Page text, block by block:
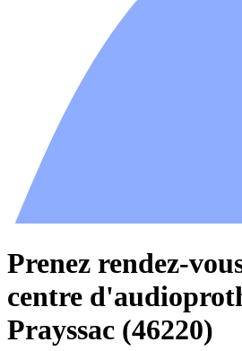
Prenez rendez-
centre
Prayssac (46220)